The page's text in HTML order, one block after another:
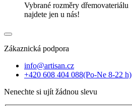
Vybrané rozměry dřemovateriálu
najdete jen u nás!
Zákaznická podpora
info@artisan.cz
+420 608 404 088(Po-Ne 8-22 h)
Nenechte si ujít žádnou slevu